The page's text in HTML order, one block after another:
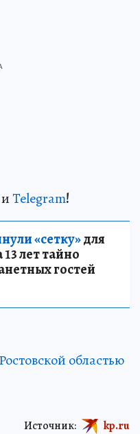
иTelegram!
«сетку»для
лет тайно
гостей
областью
Источник: kp.ru